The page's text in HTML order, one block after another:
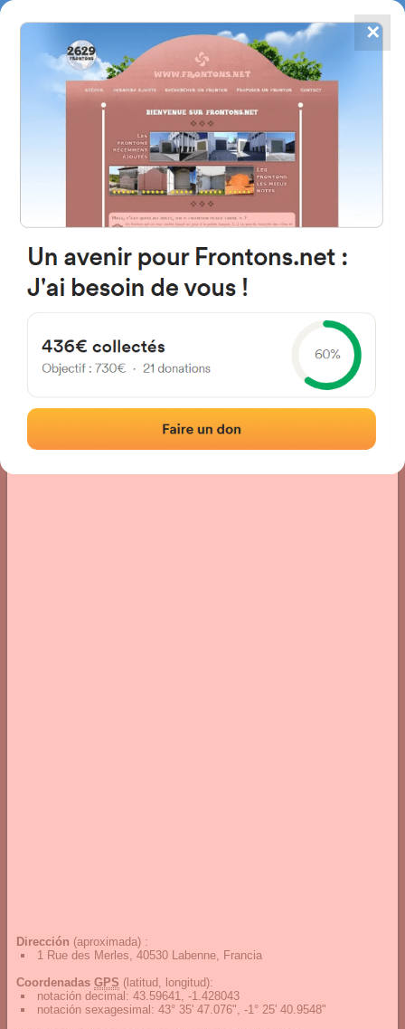
FRONTONS.NET
BUSCAR UN FRONTÓN
AÑADIR UN FRONTÓN
4784
frontones
40530 Labenne, Francia
Fotos Comentarios y reseñas
Dirección (aproximada) :
1 Rue des Merles, 40530 Labenne, Francia
Coordenadas GPS (latitud, longitud):
notación decimal : 43.59641, -1.428043
notación sexagesimal : 43° 35' 47.076", -1° 25' 40.9548"
✕